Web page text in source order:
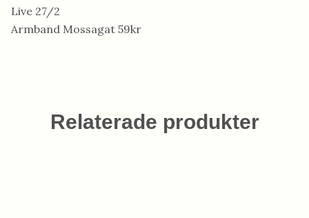
Live 27/2
Armband Mossagat 59kr
Relaterade produkter